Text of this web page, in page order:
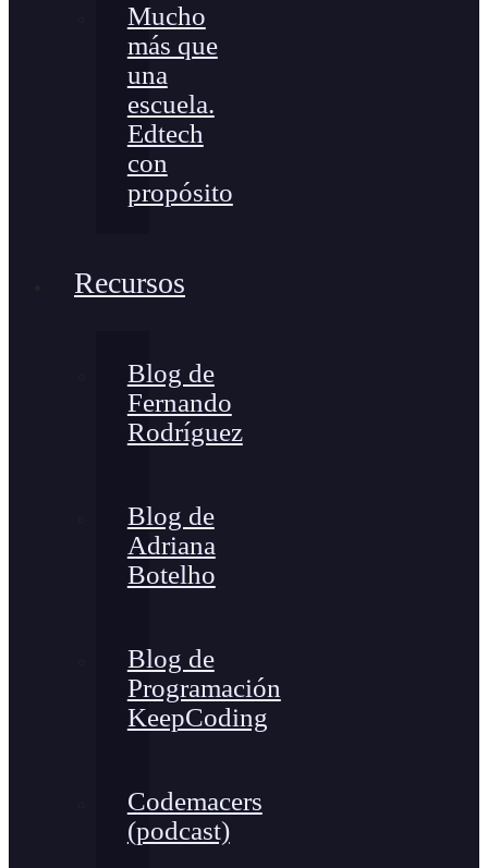
Mucho
más que
una
escuela.
Edtech
con
propósito
Recursos
Blog de
Fernando
Rodríguez
Blog de
Adriana
Botelho
Blog de
Programación
KeepCoding
Codemacers
(podcast)